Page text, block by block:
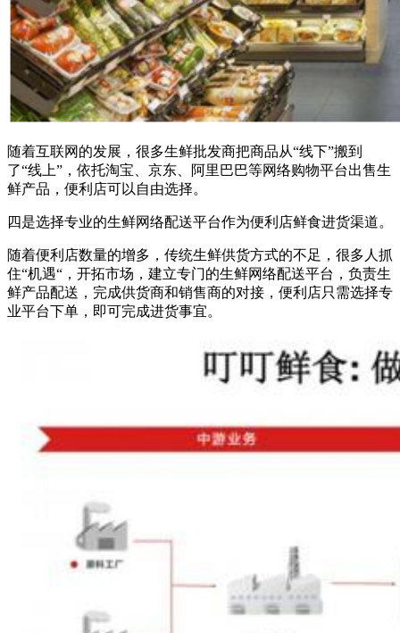
随着互联网的发展，很多生鲜批发商把商品从“线下”搬到
了“线上”，依托淘宝、京东、阿里巴巴等网络购物平台出售生
鲜产品，便利店可以自由选择。
四是选择专业的生鲜网络配送平台作为便利店鲜食进货渠道。
随着便利店数量的增多，传统生鲜供货方式的不足，很多人抓
住“机遇“，开拓市场，建立专门的生鲜网络配送平台，负责生
鲜产品配送，完成供货商和销售商的对接，便利店只需选择专
业平台下单，即可完成进货事宜。